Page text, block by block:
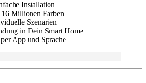
Installation
16 Millionen Farben
Szenarien
in Dein Smart Home
App und Sprache